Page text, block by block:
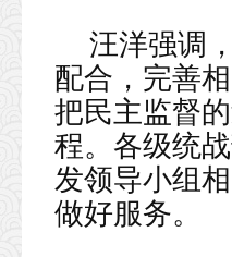
汪洋强调
配合，完善
把民主监督
程。各级统
发领导小组
做好服务。